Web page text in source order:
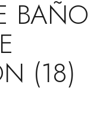
BAÑO
(18)